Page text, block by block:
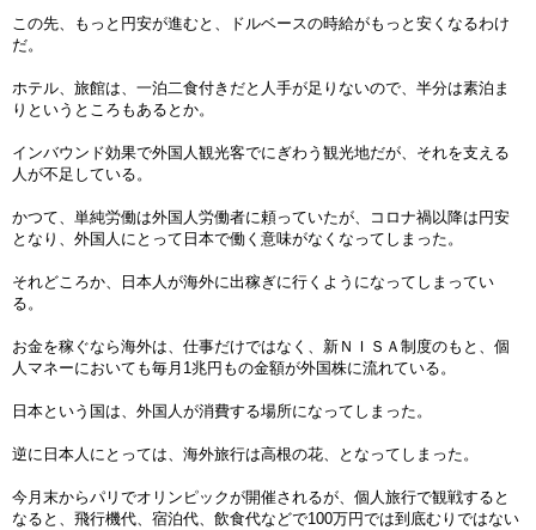
この先、もっと円安が進むと、ドルベースの時給がもっと安くなるわけ
だ。
ホテル、旅館は、一泊二食付きだと人手が足りないので、半分は素泊ま
りというところもあるとか。
インバウンド効果で外国人観光客でにぎわう観光地だが、それを支える
人が不足している。
かつて、単純労働は外国人労働者に頼っていたが、コロナ禍以降は円安
となり、外国人にとって日本で働く意味がなくなってしまった。
それどころか、日本人が海外に出稼ぎに行くようになってしまってい
る。
お金を稼ぐなら海外は、仕事だけではなく、新ＮＩＳＡ制度のもと、個
人マネーにおいても毎月1兆円もの金額が外国株に流れている。
日本という国は、外国人が消費する場所になってしまった。
逆に日本人にとっては、海外旅行は高根の花、となってしまった。
今月末からパリでオリンピックが開催されるが、個人旅行で観戦すると
なると、飛行機代、宿泊代、飲食代などで100万円では到底むりではない